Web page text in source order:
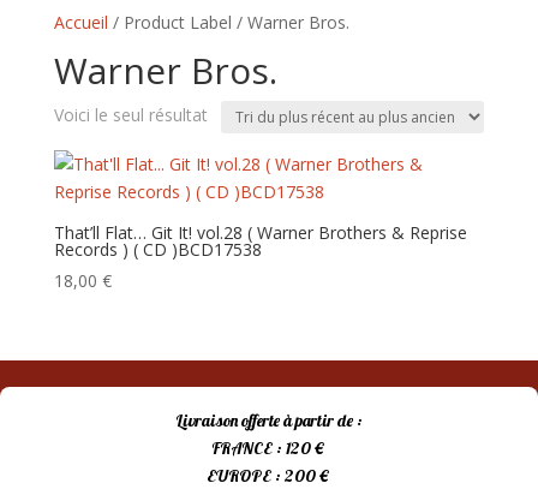
Accueil / Product Label / Warner Bros.
Warner Bros.
Voici le seul résultat
That’ll Flat… Git It! vol.28 ( Warner Brothers & Reprise
Records ) ( CD ) BCD17538
18,00 €
Livraison offerte à partir de :
FRANCE : 120 €
EUROPE : 200 €